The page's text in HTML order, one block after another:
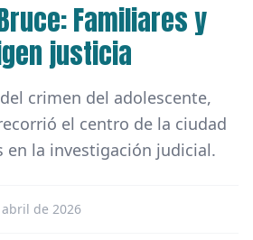
Familiares y
justicia
crimen del adolescente,
el centro de la ciudad
en la investigación judicial.
de 2026